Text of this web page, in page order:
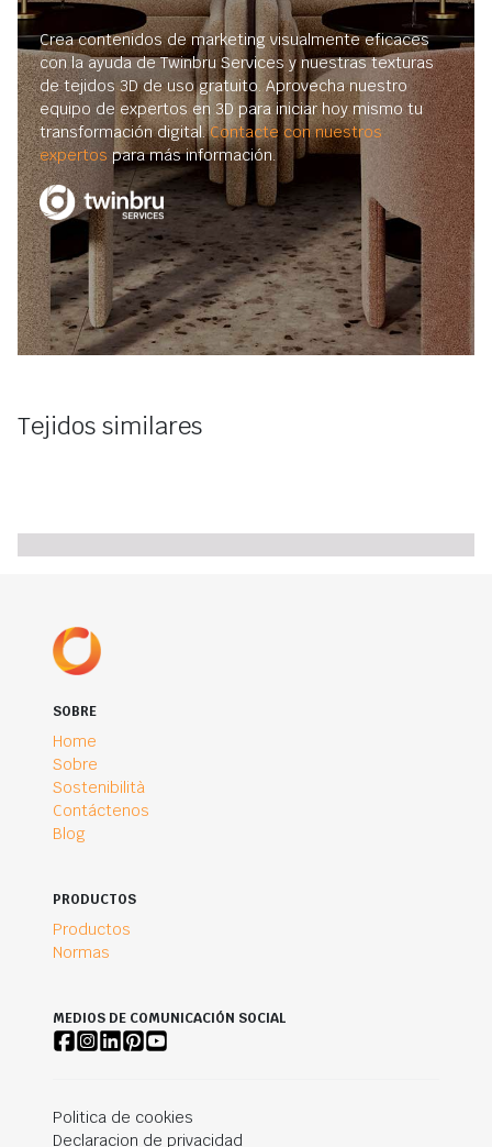
Crea contenidos de marketing visualmente eficaces
con la ayuda de Twinbru Services y nuestras texturas
de tejidos 3D de uso gratuito. Aprovecha nuestro
equipo de expertos en 3D para iniciar hoy mismo tu
transformación digital.Contacte con nuestros
expertos para más información.
Tejidos similares
SOBRE
Home
Sobre
Sostenibilità
Contáctenos
Blog
PRODUCTOS
Productos
Normas
MEDIOS DE COMUNICACIÓN SOCIAL
Politica de cookies
Declaracion de privacidad